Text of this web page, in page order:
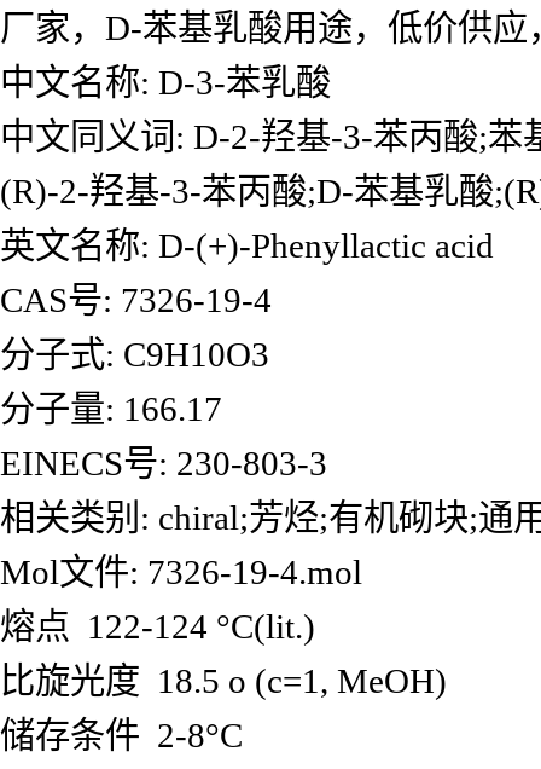
厂家，D-苯基乳酸用途，低价供
中文名称: D-3-苯乳酸
中文同义词: D-2-羟基-3-苯丙酸;
(R)-2-羟基-3-苯丙酸;D-苯基乳酸
英文名称: D-(+)-Phenyllactic acid
CAS号: 7326-19-4
分子式: C9H10O3
分子量: 166.17
EINECS号: 230-803-3
相关类别: chiral;芳烃;有机砌块;通
Mol文件: 7326-19-4.mol
熔点 122-124 °C(lit.)
比旋光度 18.5 o (c=1, MeOH)
储存条件 2-8°C